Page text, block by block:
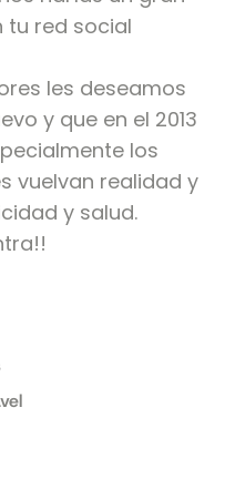
red social
les deseamos
y que en el 2013
los
vuelvan realidad y
y salud.